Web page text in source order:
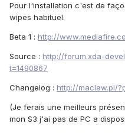
Pour l'installation c'est de
wipes habituel.
Beta 1 : http://
Source : http://forum.xda-
t=1490867
Changelog : http://maclaw.pl/
(Je ferais une meilleurs
mon S3 j'ai pas de PC a